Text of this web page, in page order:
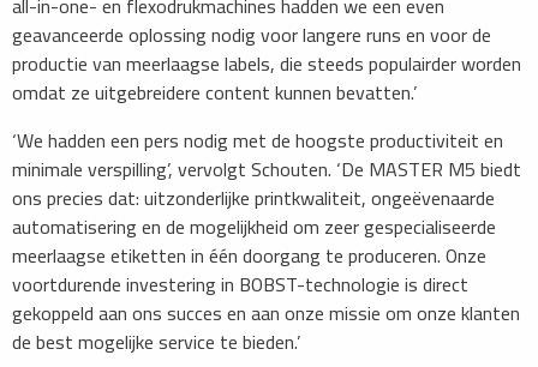
geavanceerde oplossing nodig voor langere runs en voor de
productie van meerlaagse labels, die steeds populairder worden
omdat ze uitgebreidere content kunnen bevatten.’
‘We hadden een pers nodig met de hoogste productiviteit en
minimale verspilling’, vervolgt Schouten. ‘De MASTER M5 biedt
ons precies dat: uitzonderlijke printkwaliteit, ongeëvenaarde
automatisering en de mogelijkheid om zeer gespecialiseerde
meerlaagse etiketten in één doorgang te produceren. Onze
voortdurende investering in BOBST-technologie is direct
gekoppeld aan ons succes en aan onze missie om onze klanten
de best mogelijke service te bieden.’